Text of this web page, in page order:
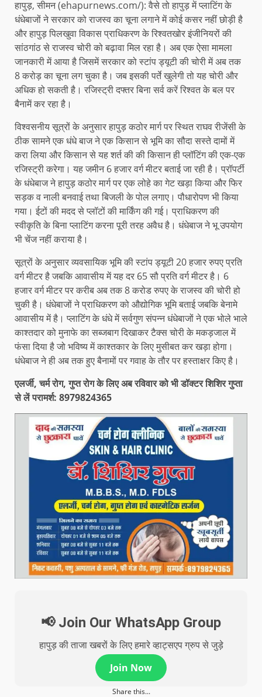
हापुड़, सीमन (ehapurnews.com/): वैसे तो हापुड़ में प्लाटिंग के
धंधेबाजों ने सरकार को राजस्व का चूना लगाने में कोई कसर नहीं छोड़ी है
और हापुड़ पिलखुवा विकास प्राधिकरण के रिश्वतखोर इंजीनियरों की
सांठगांठ से राजस्व चोरी को बढ़ावा मिल रहा है। अब एक ऐसा मामला
जानकारी में आया है जिसमें सरकार को स्टांप ड्यूटी की चोरी में अब तक
8 करोड़ का चूना लग चुका है। जब इसकी पर्ते खुलेगी तो यह चोरी और
अधिक हो सकती है। रजिस्ट्री दफ्तर बिना सर्व करें रिश्वत के बल पर
बैनामें कर रहा है।
विश्वसनीय सूत्रों के अनुसार हापुड़ कठोर मार्ग पर स्थित राघव रीजेंसी के
ठीक सामने एक धंधे बाज ने एक किसान से भूमि का सौदा सस्ते दामों में
करा लिया और किसान से यह शर्त की की किसान ही प्लॉटिंग की एक-एक
रजिस्ट्री करेगा। यह जमीन 6 हजार वर्ग मीटर बताई जा रही है। प्रॉपर्टी
के धंधेबाज ने हापुड़ कठोर मार्ग पर एक लोहे का गेट खड़ा किया और फिर
सड़क व नाली बनवाई तथा बिजली के पोल लगाए। पौधारोपण भी किया
गया। ईटों की मदद से प्लॉटों की मार्किंग की गई। प्राधिकरण की
स्वीकृति के बिना प्लाटिंग करना पूरी तरह अवैध है। धंधेबाज ने भू उपयोग
भी चेंज नहीं कराया है।
सूत्रों के अनुसार व्यवसायिक भूमि की स्टांप ड्यूटी 20 हजार रुपए प्रति
वर्ग मीटर है जबकि आवासीय में यह दर 65 सौ प्रति वर्ग मीटर है। 6
हजार वर्ग मीटर पर करीब अब तक 8 करोड रुपए के राजस्व की चोरी हो
चुकी है। धंधेबाजों ने प्राधिकरण को औद्योगिक भूमि बताई जबकि बेनामे
आवासीय में है। प्लाटिंग के धंधे में सर्वगुण संपन्न धंधेबाजों ने एक भोले भाले
काश्तदार को मुनाफे का सब्जबाग दिखाकर टैक्स चोरी के मकड़जाल में
फंसा दिया है जो भविष्य में काश्तकार के लिए मुसीबत कर खड़ा होगा।
धंधेबाज ने ही अब तक हुए बैनामों पर गवाह के तौर पर हस्ताक्षर किए है।
एलर्जी, चर्म रोग, गुप्त रोग के लिए अब रविवार को भी डॉक्टर शिशिर गुप्ता
से लें परामर्श: 8979824365
📢 Join Our WhatsApp Group
हापुड़ की ताजा खबरों के लिए हमारे व्हाट्सएप ग्रुप से जुड़े
Join Now
Share this...